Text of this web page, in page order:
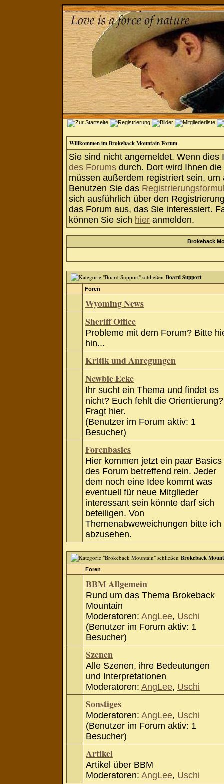
Willkommen im Brokeback Mountain Forum
Sie sind nicht angemeldet. Wenn
des Forums durch. Dort wird Ihnen
müssen außerdem registriert sein,
Benutzen Sie das
sich ausführlich über den
das Forum aus, das Sie interessiert.
können Sie sich hier anmelden.
Brokeback
Board Support
Foren
Wyoming News
Sheriff Office
Probleme mit dem Forum? Bitte
hin...
Kritik und Anregungen
Newbie Ecke
Ihr sucht ein Thema und findet es
nicht? Euch fehlt die Orientierung?
Fragt hier.
(Benutzer im Forum aktiv: 1
Besucher)
Forenbasics
Hier kommen jetzt ein paar Basics
des Forum betreffend rein. Jeder
dem noch eine Idee kommt was
eventuell für neue Mitglieder
interessant sein könnte darf sich
beteiligen. Von
Themenabweweichungen bitte ich
abzusehen.
Brokeback
Foren
BBM Allgemein
Rund um das Thema Brokeback
Mountain
Moderatoren: AngLee, Uschi
(Benutzer im Forum aktiv: 1
Besucher)
Szenen
Alle Szenen, ihre Bedeutungen
und Interpretationen
Moderatoren: AngLee, Uschi
Sonstiges
Moderatoren: AngLee, Uschi
(Benutzer im Forum aktiv: 1
Besucher)
Artikel
Artikel über BBM
Moderatoren: AngLee, Uschi